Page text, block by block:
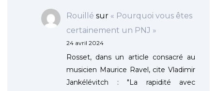
Rouillé sur « Pourquoi vous êtes
certainement un PNJ »
24 avril 2024
Rosset, dans un article consacré au
musicien Maurice Ravel, cite Vladimir
Jankélévitch : "La rapidité avec